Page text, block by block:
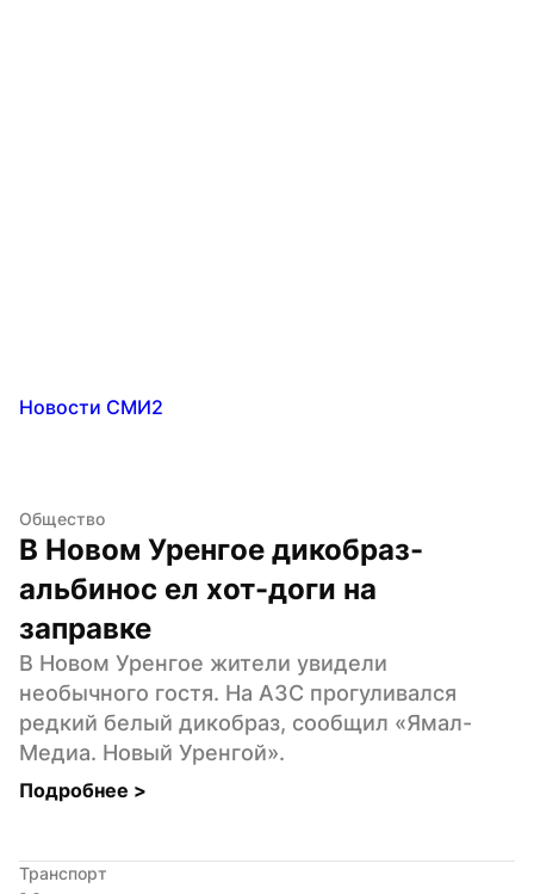
Новости СМИ2
Общество
В Новом Уренгое дикобраз-
альбинос ел хот-доги на
заправке
В Новом Уренгое жители увидели
необычного гостя. На АЗС прогуливался
редкий белый дикобраз, сообщил «Ямал-
Медиа. Новый Уренгой».
Подробнее >
Транспорт